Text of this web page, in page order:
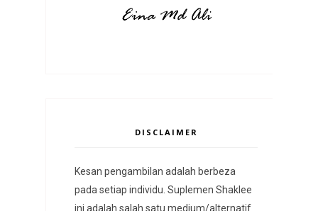
DISCLAIMER
Kesan pengambilan adalah berbeza
pada setiap individu. Suplemen Shaklee
ini adalah salah satu medium/alternatif